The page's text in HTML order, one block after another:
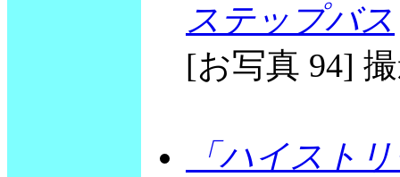
ステップバス
[お写真 94]
「ハイスト